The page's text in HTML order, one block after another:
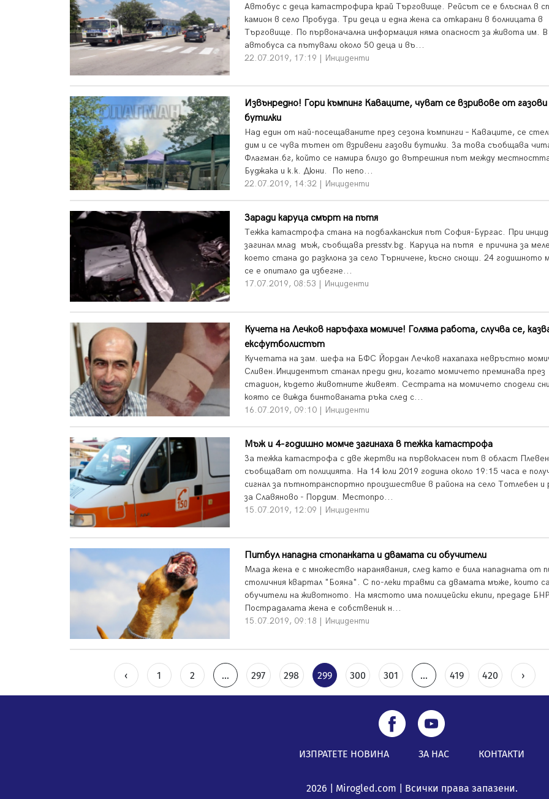
Автобус с деца катастрофира край Търговище. Рейсът се е блъснал в
камион в село Пробуда. Три деца и една жена са откарани в болницата в
Търговище. По първоначална информация няма опасност за живота им. В
автобуса са пътували около 50 деца и въ...
22.07.2019, 17:19 | Инциденти
Извънредно! Гори къмпинг Каваците, чуват се взривове от газови
бутилки
Над един от най-посещаваните през сезона къмпинги – Каваците, се
дим и се чува тътен от взривени газови бутилки. За това съобщава
Флагман.бг, който се намира близо до вътрешния път между
Буджака и к.к. Дюни. По непо...
22.07.2019, 14:32 | Инциденти
Заради каруца смърт на пътя
Тежка катастрофа стана на подбалканския път София-Бургас. При
загинал млад мъж, съобщава presstv.bg. Каруца на пътя е причина за
което стана до разклона за село Търничене, късно снощи. 24 годишното
се е опитало да избегне...
17.07.2019, 08:53 | Инциденти
Кучета на Лечков наръфаха момиче! Голяма работа, случва се,
ексфутболистът
Кучетата на зам. шефа на БФС Йордан Лечков нахапаха невръстно
Сливен.Инцидентът станал преди дни, когато момичето преминава през
стадион, където животните живеят. Сестрата на момичето сподели
която се вижда бинтованата ръка след с...
16.07.2019, 09:10 | Инциденти
Мъж и 4-годишно момче загинаха в тежка катастрофа
За тежка катастрофа с две жертви на първокласен път в област
съобщават от полицията. На 14 юли 2019 година около 19:15 часа е
сигнал за пътнотранспортно произшествие в района на село Тотлебен и
за Славяново - Пордим. Местопро...
15.07.2019, 12:09 | Инциденти
Питбул нападна стопанката и двамата си обучители
Млада жена е с множество наранявания, след като е била нападната от
столичния квартал "Бояна". С по-леки травми са двамата мъже, които са
обучители на животното. На мястото има полицейски екипи, предаде
Пострадалата жена е собственик н...
15.07.2019, 09:18 | Инциденти
‹ 1 2 ... 297 298 299 300 301 ... 419 420 ›
ИЗПРАТЕТЕ НОВИНА ЗА НАС КОНТАКТИ
2026 | Mirogled.com | Всички права запазени.